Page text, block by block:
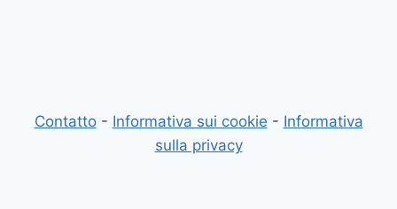
Contatto- Informativa sui cookie - Informativa
sulla privacy